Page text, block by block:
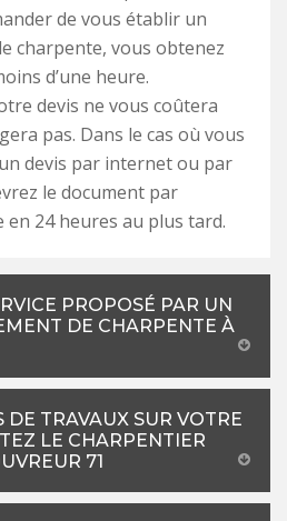
de vous établir un
charpente, vous obtenez
d’une heure.
devis ne vous coûtera
pas. Dans le cas où vous
devis par internet ou par
le document par
24 heures au plus tard.
PROPOSÉ PAR UN
DE CHARPENTE À
DE TRAVAUX SUR VOTRE
LE CHARPENTIER
71